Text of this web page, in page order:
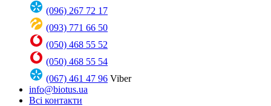
(096) 267 72 17
(093) 771 66 50
(050) 468 55 52
(050) 468 55 54
(067) 461 47 96 Viber
info@biotus.ua
Всі контакти